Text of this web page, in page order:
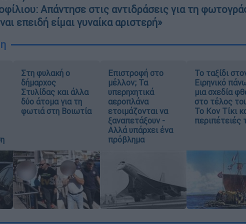
Απάντησε στις αντιδράσεις για τη
επειδή είμαι γυναίκα αριστερή»
Στη φυλακή ο
δήμαρχος
Στυλίδας και άλλα
δύο άτομα για τη
φωτιά στη Βοιωτία
Επιστροφή στο
μέλλον; Τα
υπερηχητικά
αεροπλάνα
ετοιμάζονται να
ξαναπετάξουν -
Αλλά υπάρχει ένα
πρόβλημα
Το ταξίδι
Ειρηνικό
μια σχεδία
στο τέλος
Το Κον Τίκι
περιπέτειές